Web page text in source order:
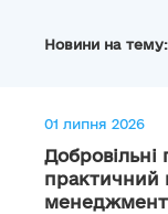
Новини на
01 липня 2026
практичний